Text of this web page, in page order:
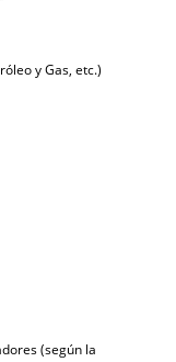
y Gas, etc.)
(según la